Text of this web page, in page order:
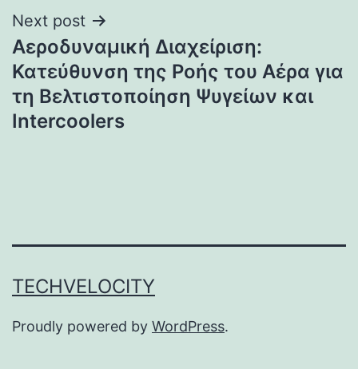
Next post
Αεροδυναμική Διαχείριση:
Κατεύθυνση της Ροής του Αέρα για
τη Βελτιστοποίηση Ψυγείων και
Intercoolers
TECHVELOCITY
Proudly powered by WordPress.